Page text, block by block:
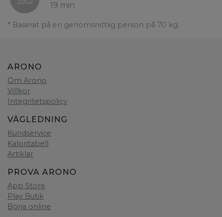
19 min
* Baserat på en genomsnittlig person på 70 kg.
ARONO
Om Arono
Villkor
Integritetspolicy
VÄGLEDNING
Kundservice
Kaloritabell
Artiklar
PROVA ARONO
App Store
Play Butik
Börja online